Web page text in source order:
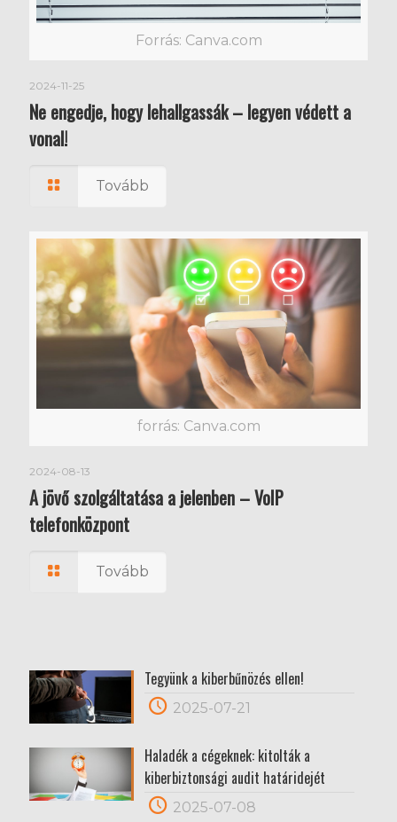
Forrás: Canva.com
2024-11-25
Ne engedje, hogy lehallgassák – legyen védett a
vonal!
Tovább
forrás: Canva.com
2024-08-13
A jövő szolgáltatása a jelenben – VoIP
telefonközpont
Tovább
Tegyünk a kiberbűnözés ellen!
2025-07-21
Haladék a cégeknek: kitolták a
kiberbiztonsági audit határidejét
2025-07-08